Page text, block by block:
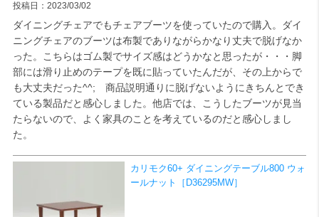
投稿日 2023/03/02
ダイニングチェアでもチェアブーツを使っていたので購入。ダイ
ニングチェアのブーツは布製でありながらかなり丈夫で脱げなか
った。こちらはゴム製でサイズ感はどうかなと思ったが・・・脚
部には滑り止めのテープを既に貼っていたんだが、その上からで
も大丈夫だった^^;　商品説明通りに脱げないようにきちんとでき
ている製品だと感心しました。他店では、こうしたブーツが見当
たらないので、よく家具のことを考えているのだと感心しまし
た。
カリモク60+ ダイニングテーブル800 ウォ
ールナット［D36295MW］